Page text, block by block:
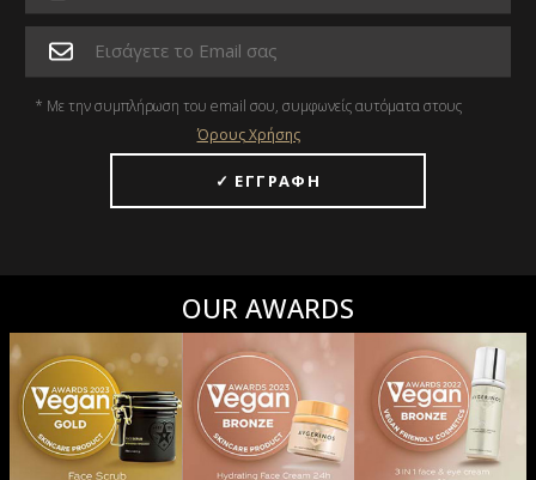
* Με την συμπλήρωση του email σου, συμφωνείς αυτόματα στους
Όρους Χρήσης
OUR AWARDS